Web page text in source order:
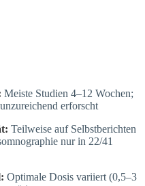
Meiste Studien 4–12 Wochen;
erforscht
Teilweise auf Selbstberichten
nur in 22/41
Optimale Dosis variiert (0,5–3